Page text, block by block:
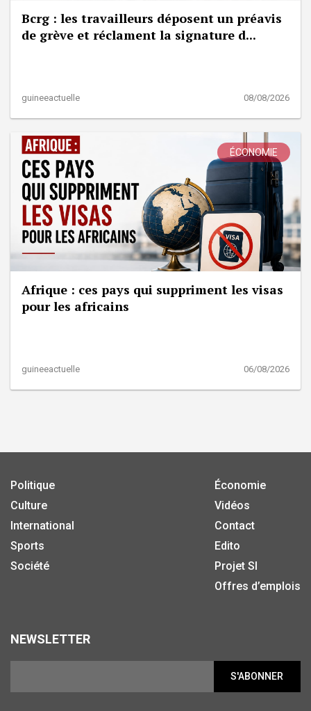
Bcrg : les travailleurs déposent un préavis
de grève et réclament la signature d...
guineeactuelle 08/08/2026
ÉCONOMIE
Afrique : ces pays qui suppriment les visas
pour les africains
guineeactuelle 06/08/2026
Politique
Culture
International
Sports
Société
Économie
Vidéos
Contact
Edito
Projet SI
Offres d’emplois
NEWSLETTER
S'ABONNER